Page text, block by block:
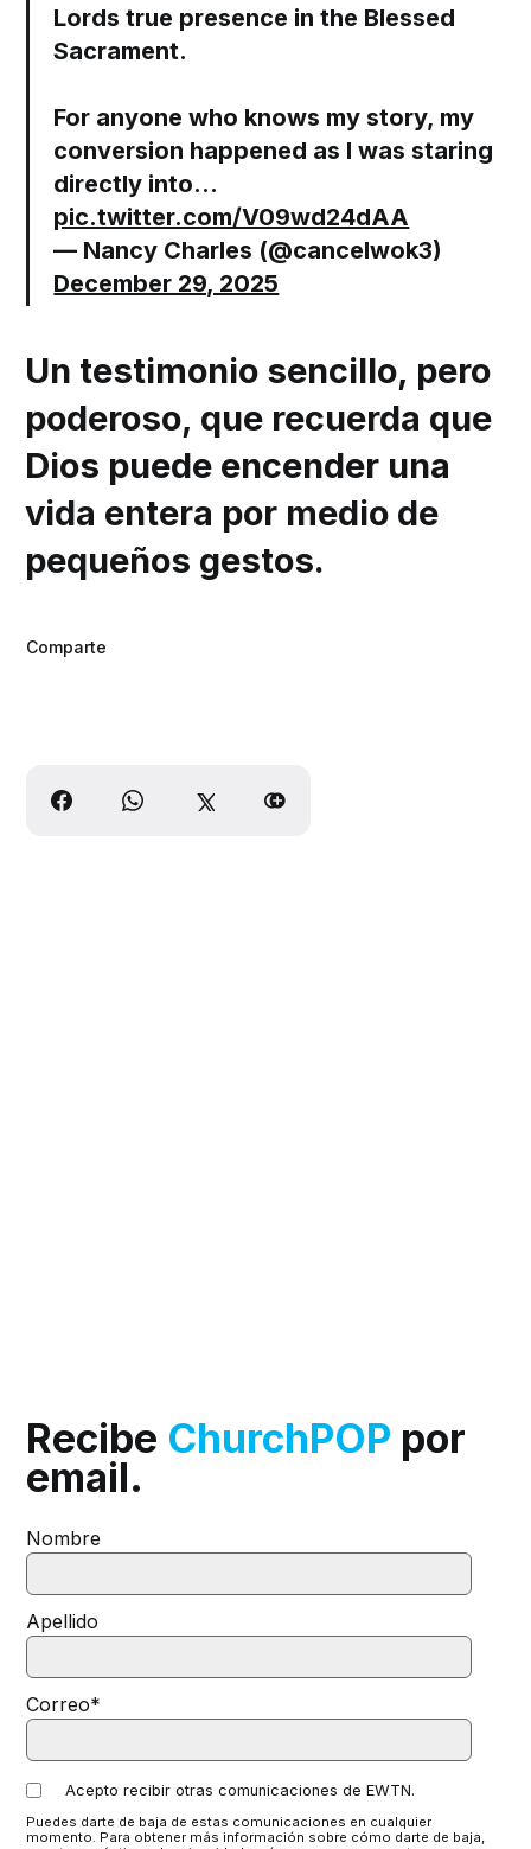
Lords true presence in the Blessed
Sacrament.
For anyone who knows my story, my
conversion happened as I was staring
directly into…
pic.twitter.com/V09wd24dAA
— Nancy Charles (@cancelwok3)
December 29, 2025
Un testimonio sencillo, pero
poderoso, que recuerda que
Dios puede encender una
vida entera por medio de
pequeños gestos.
Comparte
Recibe ChurchPOP por
email.
Nombre
Apellido
Correo*
Acepto recibir otras comunicaciones de EWTN.
Puedes darte de baja de estas comunicaciones en cualquier
momento. Para obtener más información sobre cómo darte de baja,